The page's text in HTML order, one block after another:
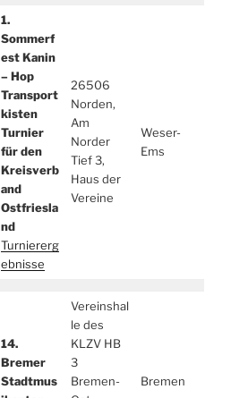
1.
Sommerf
est Kanin
– Hop
Transport
kisten
Turnier
für den
Kreisverb
and
Ostfriesla
nd
Turniererg
ebnisse
26506
Norden,
Am
Norder
Tief 3,
Haus der
Vereine
Weser-
Ems
14.
Bremer
Stadtmus
Vereinshal
le des
KLZV HB
3
Bremen-
Bremen